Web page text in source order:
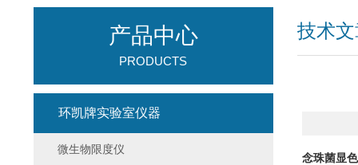
技术
念珠菌显
产品中心
PRODUCTS
环凯牌实验室仪器
微生物限度仪